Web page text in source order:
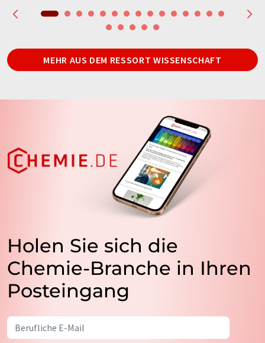
MEHR AUS DEM RESSORT WISSENSCHAFT
Holen Sie sich die
Chemie-Branche in Ihren
Posteingang